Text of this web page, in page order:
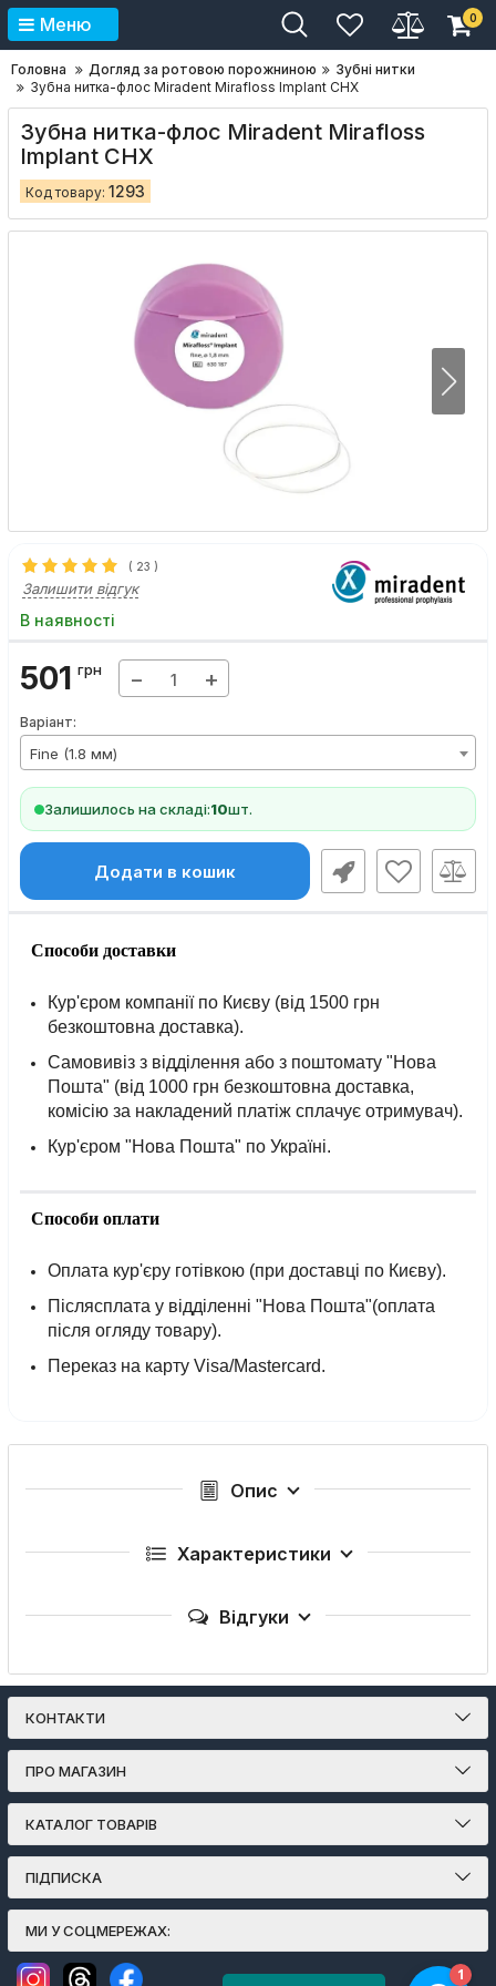
Меню 0
Головна Догляд за ротовою порожниною
Зубні нитки
Зубна нитка-флос Miradent Mirafloss Implant CHX
Зубна нитка-флос Miradent Mirafloss
Implant CHX
Код товару: 1293
( 23 )
Залишити відгук
В наявності
501 грн − +
Варіант:
Fine (1.8 мм)
Залишилось на складі:10шт.
Додати в кошик
Способи доставки
Кур'єром компанії по Києву (від 1500 грн
безкоштовна доставка).
Самовивіз з відділення або з поштомату "Нова
Пошта" (від 1000 грн безкоштовна доставка,
комісію за накладений платіж сплачує отримувач).
Кур'єром "Нова Пошта" по Україні.
Способи оплати
Оплата кур'єру готівкою (при доставці по Києву).
Післясплата у відділенні "Нова Пошта"(оплата
після огляду товару).
Переказ на карту Visa/Mastercard.
Опис
Характеристики
Відгуки
КОНТАКТИ
ПРО МАГАЗИН
КАТАЛОГ ТОВАРІВ
ПІДПИСКА
МИ У СОЦМЕРЕЖАХ: